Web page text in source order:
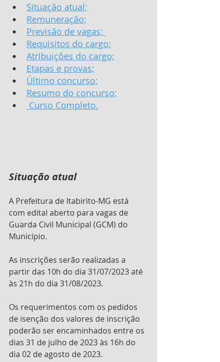
Situação atual;
Remuneração;
Previsão de vagas;
Requisitos do cargo;
Atribuições do cargo;
Etapas e provas;
Último concurso;
Resumo do concurso;
Curso Completo.
Situação atual
A Prefeitura de Itabirito-MG está
com edital aberto para vagas de
Guarda Civil Municipal (GCM) do
Município.
As inscrições serão realizadas a
partir das 10h do dia 31/07/2023 até
às 21h do dia 31/08/2023.
Os requerimentos com os pedidos
de isenção dos valores de inscrição
poderão ser encaminhados entre os
dias 31 de julho de 2023 às 16h do
dia 02 de agosto de 2023.